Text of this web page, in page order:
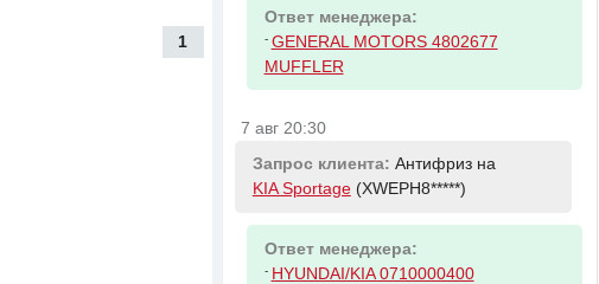
1
Ответ менеджера:
- GENERAL MOTORS 4802677
MUFFLER
7 авг 20:30
Запрос клиента: Антифриз на
KIA Sportage(XWEPH8*****)
Ответ менеджера:
- HYUNDAI/KIA 0710000400